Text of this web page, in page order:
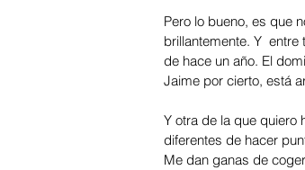
Pero lo bueno, es que
brillantemente. Y
de hace un año. El
Jaime por cierto, está
Y otra de la que quiero
diferentes de hacer
Me dan ganas de